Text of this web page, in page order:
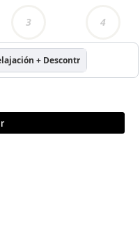
3 4
+ Descontracturante)